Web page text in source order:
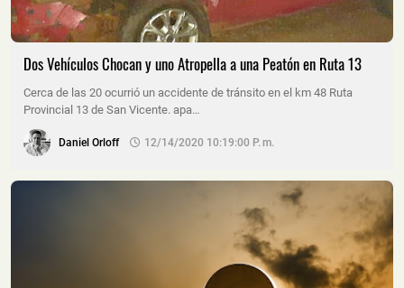
Dos Vehículos Chocan y uno Atropella a una Peatón en Ruta 13
Cerca de las 20 ocurrió un accidente de tránsito en el km 48 Ruta
Provincial 13 de San Vicente. apa…
Daniel Orloff 12/14/2020 10:19:00 P. M.